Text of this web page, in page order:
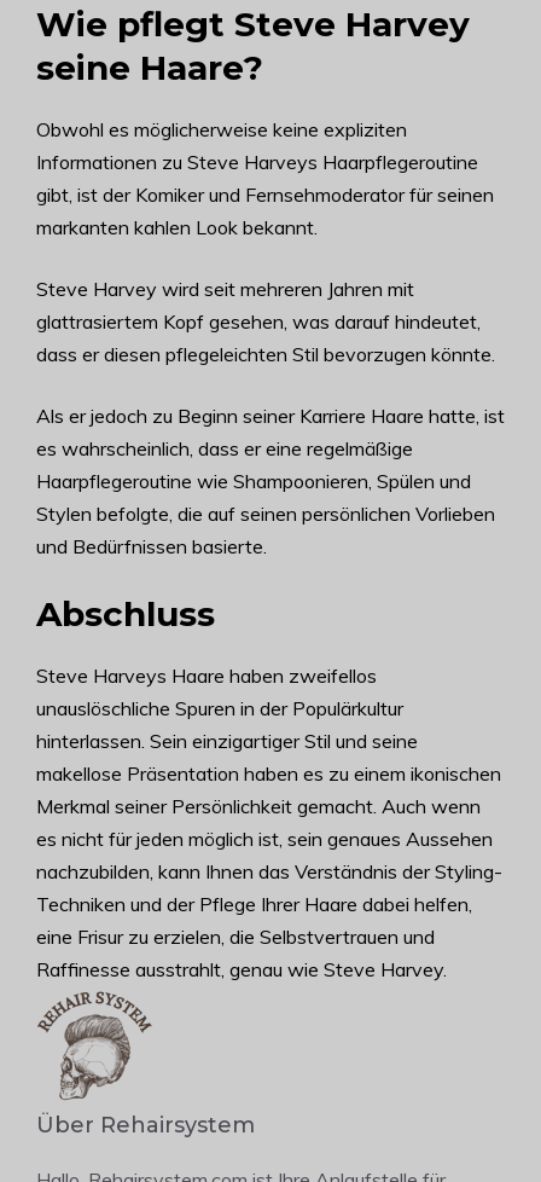
Wie pflegt Steve Harvey
seine Haare?
Obwohl es möglicherweise keine expliziten
Informationen zu Steve Harveys Haarpflegeroutine
gibt, ist der Komiker und Fernsehmoderator für seinen
markanten kahlen Look bekannt.
Steve Harvey wird seit mehreren Jahren mit
glattrasiertem Kopf gesehen, was darauf hindeutet,
dass er diesen pflegeleichten Stil bevorzugen könnte.
Als er jedoch zu Beginn seiner Karriere Haare hatte, ist
es wahrscheinlich, dass er eine regelmäßige
Haarpflegeroutine wie Shampoonieren, Spülen und
Stylen befolgte, die auf seinen persönlichen Vorlieben
und Bedürfnissen basierte.
Abschluss
Steve Harveys Haare haben zweifellos
unauslöschliche Spuren in der Populärkultur
hinterlassen. Sein einzigartiger Stil und seine
makellose Präsentation haben es zu einem ikonischen
Merkmal seiner Persönlichkeit gemacht. Auch wenn
es nicht für jeden möglich ist, sein genaues Aussehen
nachzubilden, kann Ihnen das Verständnis der Styling-
Techniken und der Pflege Ihrer Haare dabei helfen,
eine Frisur zu erzielen, die Selbstvertrauen und
Raffinesse ausstrahlt, genau wie Steve Harvey.
Über Rehairsystem